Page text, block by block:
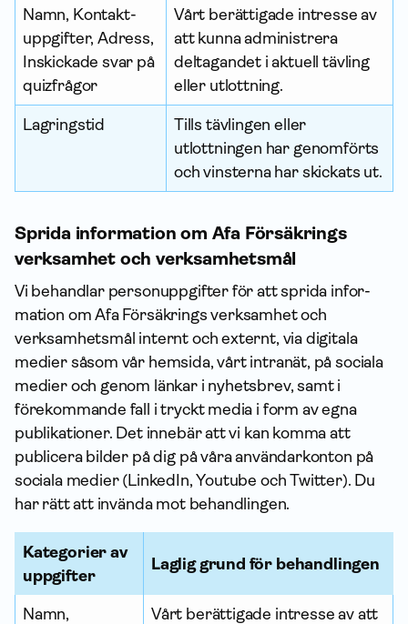
Namn, Kontakt­
uppgifter, Adress,
Inskickade svar på
quizfrågor
Vårt berättigade intresse av
att kunna administrera
deltagandet i aktuell tävling
eller utlottning.
Lagringstid
Tills tävlingen eller
utlottningen har genomförts
och vinsterna har skickats ut.
Sprida information om Afa Försäkrings
verksamhet och verksamhetsmål
Vi behandlar person­uppgifter för att sprida infor­
mation om Afa Försäkrings verksamhet och
verksamhets­mål internt och externt, via digitala
medier såsom vår hemsida, vårt intranät, på sociala
medier och genom länkar i nyhetsbrev, samt i
förekommande fall i tryckt media i form av egna
publikationer. Det innebär att vi kan komma att
publicera bilder på dig på våra användarkonton på
sociala medier (LinkedIn, Youtube och Twitter). Du
har rätt att invända mot behandlingen.
Kategorier av
upp­gifter
Laglig grund för behandlingen
Namn,
Vårt berättigade intresse av att